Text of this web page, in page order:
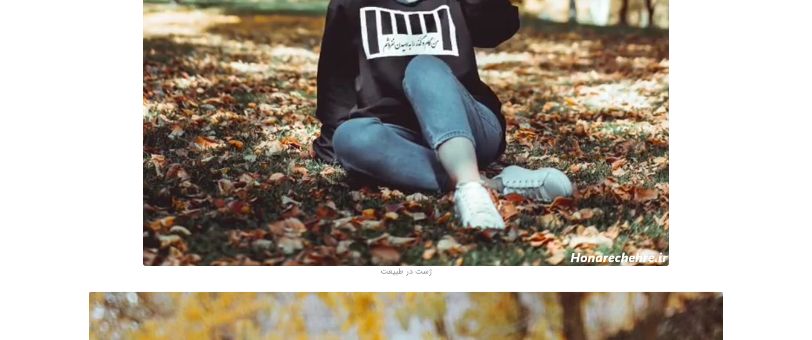
ژست در طبیعت